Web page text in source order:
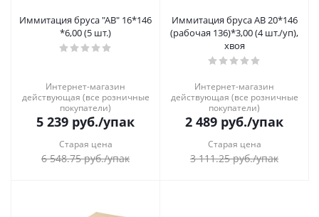
Иммитация бруса "АВ" 16*146
*6,00 (5 шт.)
Интернет-магазин
действующая (все розничные
покупатели)
5 239 руб./упак
Старая цена
6 548.75руб./упак
Иммитация бруса АВ 20*146
(рабочая 136)*3,00 (4 шт./уп),
хвоя
Интернет-магазин
действующая (все розничные
покупатели)
2 489 руб./упак
Старая цена
3 111.25руб./упак